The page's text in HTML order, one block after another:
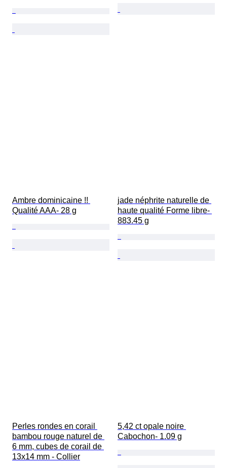
Ambre dominicaine !!
Qualité AAA- 28 g
jade néphrite naturelle de
haute qualité Forme libre-
883.45 g
Perles rondes en corail
bambou rouge naturel de
6 mm, cubes de corail de
13x14 mm - Collier
5,42 ct opale noire
Cabochon- 1.09 g